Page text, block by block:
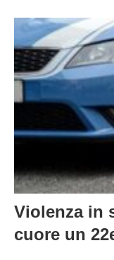
Violenza in
cuore un